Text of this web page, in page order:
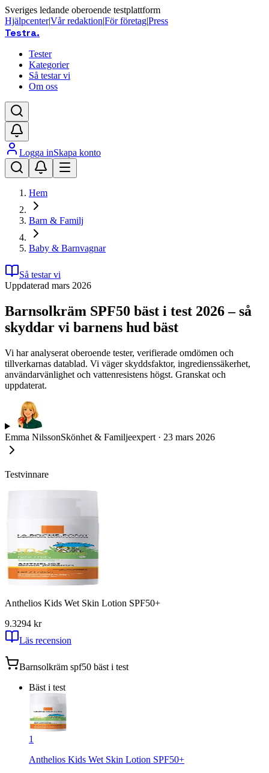
Sveriges ledande oberoende testplattform
Hjälpcenter|Vår redaktion|För företag|Press
Testra.
Tester
Kategorier
Så testar vi
Om oss
Logga inSkapa konto
Hem
Barn & Familj
Baby & Barnvagnar
Så testar vi
Uppdaterad mars 2026
Barnsolkräm SPF50 bäst i test 2026 – så
skyddar vi barnens hud bäst
Vi har analyserat oberoende tester, verifierade omdömen och
tillverkarnas datablad. Vi väger skyddsfaktor, ingredienssäkerhet,
användarvänlighet och vattenresistens högst. Granskat och
uppdaterat.
Emma NilssonSkönhet & Familjeexpert · 23 mars 2026
Testvinnare
Anthelios Kids Wet Skin Lotion SPF50+
9.3294 kr
Läs recension
Barnsolkräm spf50 bäst i test
Bäst i test
1
Anthelios Kids Wet Skin Lotion SPF50+